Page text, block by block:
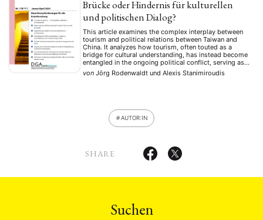
Brücke oder Hindernis für kulturellen
und politischen Dialog?
This article examines the complex interplay between
tourism and political relations between Taiwan and
China. It analyzes how tourism, often touted as a
bridge for cultural understanding, has instead become
entangled in the ongoing political conflict, serving as
both a tool for economic influence and a reflection of
deep-seated tensions. The authors trace the
von Jörg Rodenwaldtund Alexis Stanimiroudis
AUTOR:IN
SHARE
Suchen